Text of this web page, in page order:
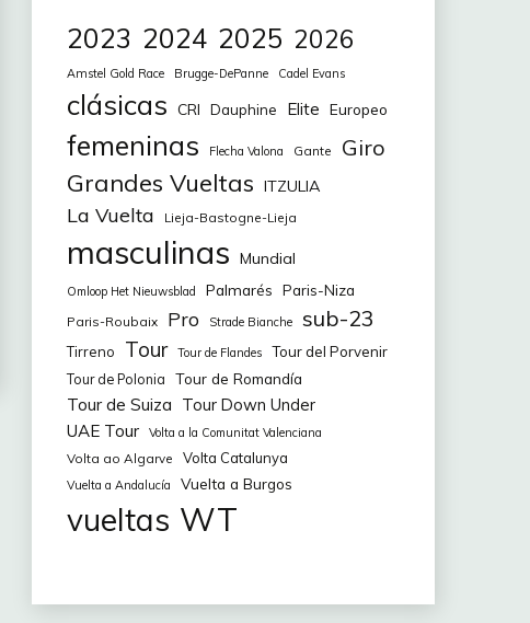
2023 2024 2025 2026
Amstel Gold Race Brugge-DePanne Cadel Evans
clásicas CRI Dauphine Elite Europeo
femeninas Flecha Valona Gante Giro
Grandes Vueltas ITZULIA
La Vuelta Lieja-Bastogne-Lieja
masculinas Mundial
Omloop Het Nieuwsblad Palmarés Paris-Niza
Paris-Roubaix Pro Strade Bianche sub-23
Tirreno Tour Tour de Flandes Tour del Porvenir
Tour de Polonia Tour de Romandía
Tour de Suiza Tour Down Under
UAE Tour
Volta a la Comunitat Valenciana
Volta ao Algarve Volta Catalunya
Vuelta a Andalucía Vuelta a Burgos
vueltas WT